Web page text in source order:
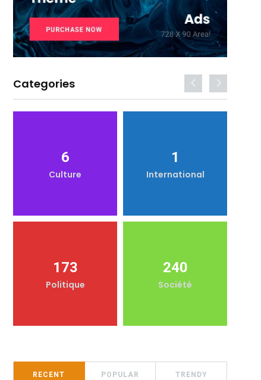
Categories
6
Culture
1
International
173
Politique
240
Société
RECENT POPULAR TRENDY